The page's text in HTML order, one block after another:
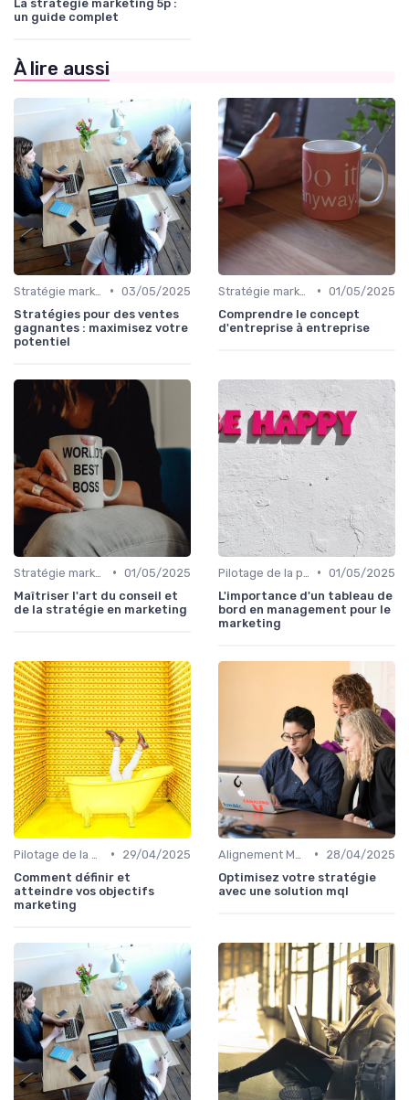
La stratégie marketing 5p :
un guide complet
À lire aussi
• 03/05/2025
Stratégies pour des ventes
gagnantes : maximisez votre
potentiel
• 01/05/2025
Comprendre le concept
d'entreprise à entreprise
• 01/05/2025
Maîtriser l'art du conseil et
de la stratégie en marketing
• 01/05/2025
L'importance d'un tableau de
bord en management pour le
marketing
•
29/04/2025
Comment définir et
atteindre vos objectifs
marketing
•
28/04/2025
Optimisez votre stratégie
avec une solution mql